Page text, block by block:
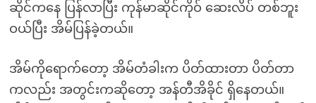
ဆိုင်ကနေ ပြန်လာပြီး ကုန်မာဆိုင်ကိုဝ် ဆေးလိပ် တစ်ဘူး
ဝယ်ပြီး အိမ်ပြန်ခဲ့တယ်။
အိမ်ကိုရောက်တော့ အိမ်တံခါးက ပိတ်ထားတာ ပိတ်တာ
ကလည်း အတွင်းကဆိုတော့ အန်တီအိခိုင် ရှိနေတယ်။